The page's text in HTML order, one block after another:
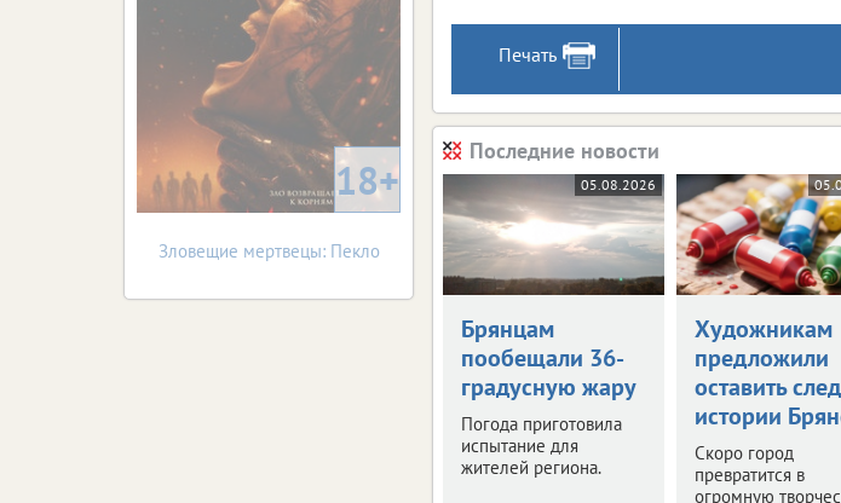
Печать
Последние новости
05.08.2026
Брянцам
пообещали 36-
градусную жару
Погода приготовила
испытание для
жителей региона.
Художникам
предложили
оставить
истории
Скоро город
превратится в
огромную
18+
Зловещие мертвецы: Пекло